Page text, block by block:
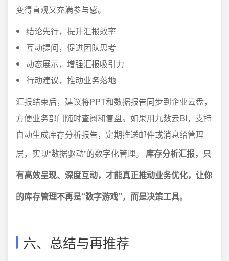
变得直观又充满参与感。
结论先行，提升汇报效率
互动提问，促进团队思考
动态展示，增强汇报吸引力
行动建议，推动业务落地
汇报结束后，建议将PPT和数据报告同步到企业云盘，
方便业务部门随时查阅和复盘。如果用九数云BI，支持
自动生成库存分析报告，定期推送邮件或消息给管理
层，实现“数据驱动”的数字化管理。 库存分析汇报，只
有高效呈现、深度互动，才能真正推动业务优化，让你
的库存管理不再是“数字游戏”，而是决策工具。
六、总结与再推荐